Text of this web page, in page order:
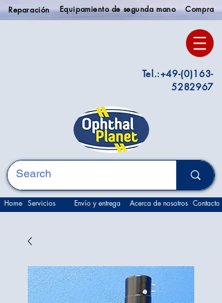
Reparación Equipamiento de segunda mano Compra
Tel.:+49-(0)163-
5282967
Home Servicios Envío y entrega Acerca de nosotros Contacto